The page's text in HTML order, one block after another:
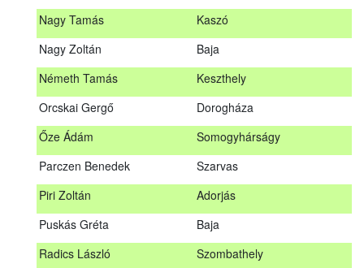
Nagy Tamás
Kaszó
Nagy Zoltán
Baja
Németh Tamás
Keszthely
Orcskai Gergő
Dorogháza
Őze Ádám
Somogyhárságy
Parczen Benedek
Szarvas
Piri Zoltán
Adorjás
Puskás Gréta
Baja
Radics László
Szombathely
A továbbképzés vizsgával zárul!
Jelentkezés, lemondás
Jelentkezni a továbbképzésre kizárólag a Nébih honlapján
elhelyezett űrlapon lehet. A jelentkezés elfogadásáról
Nagy Andrea
Nagy Gábor
Járdánháza
Muraszemenye
Nagy Tamás
Kaszó
Keszthely
Dorogháza